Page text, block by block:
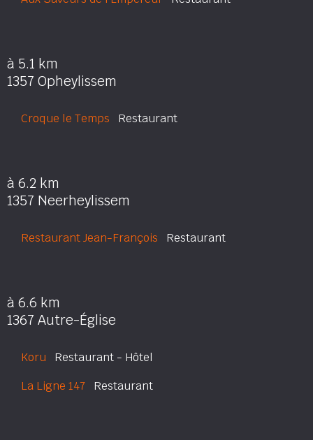
à 5.1 km
1357 Opheylissem
Croque le Temps Restaurant
à 6.2 km
1357 Neerheylissem
Restaurant Jean-François Restaurant
à 6.6 km
1367 Autre-Église
Koru Restaurant - Hôtel
La Ligne 147 Restaurant